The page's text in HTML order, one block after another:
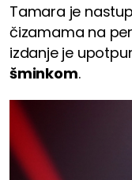
Tamara je
čizamama na
izdanje je
šminkom.